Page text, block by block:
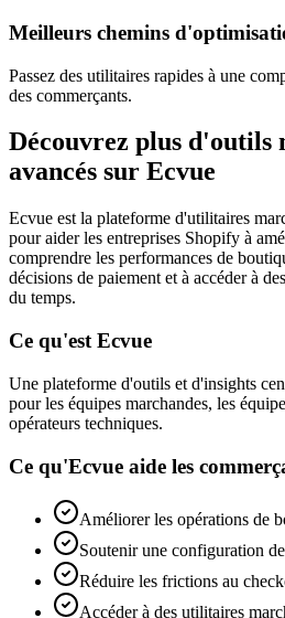
Meilleurs chemins
Passez des utilitaires rapides à une
des commerçants.
Découvrez plus d'outils
avancés sur Ecvue
Ecvue est la plateforme d'utilitaires
pour aider les entreprises Shopify à
comprendre les performances de
décisions de paiement et à accéder à
du temps.
Ce qu'est Ecvue
Une plateforme d'outils et d'insights
pour les équipes marchandes, les
opérateurs techniques.
Ce qu'Ecvue aide les
Améliorer les opérations de
Soutenir une configuration
Réduire les frictions au
Accéder à des utilitaires